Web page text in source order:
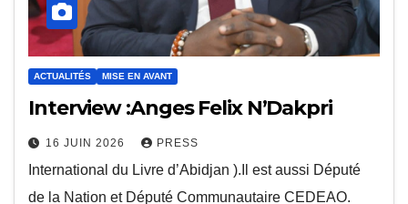
ACTUALITÉS MISE EN AVANT
Interview :Anges Felix N’Dakpri
16 JUIN 2026 PRESS
International du Livre d’Abidjan ).Il est aussi Député
de la Nation et Député Communautaire CEDEAO.